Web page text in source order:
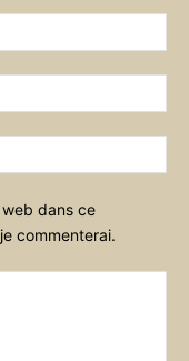
:*
:*
:
dans ce
commenterai.